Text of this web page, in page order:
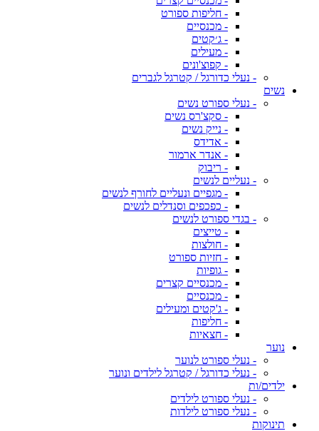
- חליפות ספורט
- מכנסיים
- ג׳קטים
- מעילים
- קפוצ'ונים
- נעלי כדורגל / קטרגל לגברים
נשים
- נעלי ספורט נשים
- סקצ'רס נשים
- נייק נשים
- אדידס
- אנדר ארמור
- ריבוק
- נעליים לנשים
- מגפיים ונעליים לחורף לנשים
- כפכפים וסנדלים לנשים
- בגדי ספורט לנשים
- טייצים
- חולצות
- חזיות ספורט
- גופיות
- מכנסיים קצרים
- מכנסיים
- ג'קטים ומעילים
- חליפות
- חצאיות
נוער
- נעלי ספורט לנוער
- נעלי כדורגל / קטרגל לילדים ונוער
ילדים/ות
- נעלי ספורט לילדים
- נעלי ספורט לילדות
תינוקות